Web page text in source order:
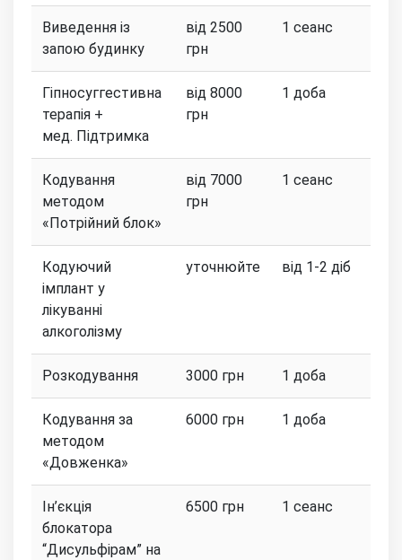
Виведення із
запою будинку
від 2500
грн
1 сеанс
Гіпносуггестивна
терапія +
мед. Підтримка
від 8000
грн
1 доба
Кодування
методом
«Потрійний блок»
від 7000
грн
1 сеанс
Кодуючий
імплант у
лікуванні
алкоголізму
уточнюйте від 1-2 діб
Розкодування 3000 грн 1 доба
Кодування за
методом
«Довженка»
6000 грн 1 доба
Ін’єкція
блокатора
“Дисульфірам” на
6500 грн 1 сеанс